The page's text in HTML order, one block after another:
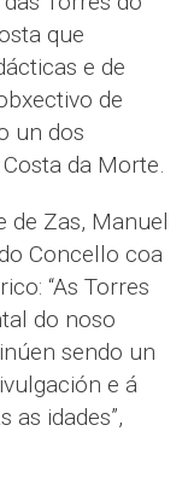
que
e de
de
un dos
da Morte.
de Zas, Manuel
Concello coa
“As Torres
do noso
sendo un
e á
as idades”,